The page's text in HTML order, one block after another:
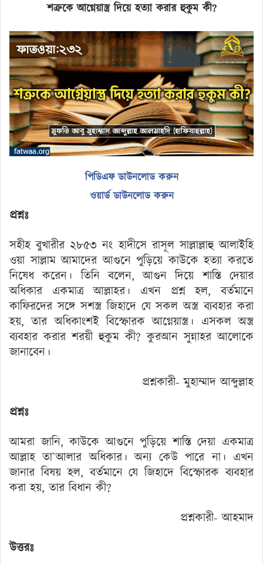
শত্রুকে আগ্নেয়াস্ত্র দিয়ে হত্যা করার হুকুম কী?
পিডিএফ ডাউনলোড করুন
ওয়ার্ড ডাউনলোড করুন
প্রশ্নঃ
সহীহ বুখারীর ২৮৫৩ নং হাদীসে রাসূল সাল্লাল্লাহু আলাইহি
ওয়া সাল্লাম আমাদের আগুনে পুড়িয়ে কাউকে হত্যা করতে
নিষেধ করেন। তিনি বলেন, আগুন দিয়ে শাস্তি দেয়ার
অধিকার একমাত্র আল্লাহর। এখন প্রশ্ন হল, বর্তমানে
কাফিরদের সঙ্গে সশস্ত্র জিহাদে যে সকল অস্ত্র ব্যবহার করা
হয়, তার অধিকাংশই বিস্ফোরক আগ্নেয়াস্ত্র। এসকল অস্ত্র
ব্যবহার করার শরয়ী হুকুম কী? কুরআন সুন্নাহর আলোকে
জানাবেন।
প্রশ্নকারী- মুহাম্মাদ আব্দুল্লাহ
প্রশ্নঃ
আমরা জানি, কাউকে আগুনে পুড়িয়ে শাস্তি দেয়া একমাত্র
আল্লাহ তা`আলার অধিকার। অন্য কেউ পারে না। এখন
জানার বিষয় হল, বর্তমানে যে জিহাদে বিস্ফোরক ব্যবহার
করা হয়, তার বিধান কী?
প্রশ্নকারী- আহমাদ
উত্তরঃ